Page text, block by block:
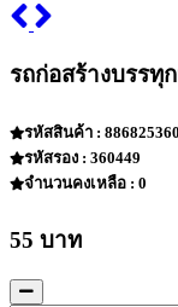
รถก่อสร้างบรรทุ
รหัสสินค้า :
รหัสรอง : 360449
จำนวนคงเหลือ : 0
55 บาท